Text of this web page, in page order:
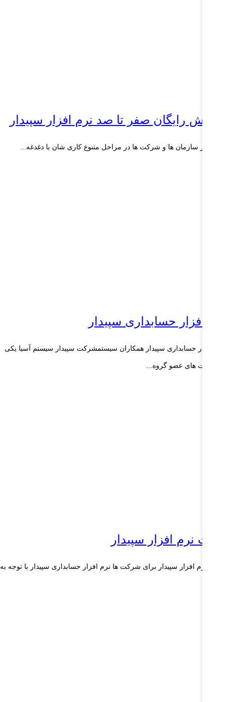
رایگان صفر تا صد نرم افزار سپیدار
یک از سازمان ها و شرکت ها در مراحل متنوع کاری شان با دغدغه‌...
افزار حسابداری سپیدار
افزار حسابداری سپیدار همکاران سیستمشرکت سپیدار سیستم آسیا یکی
شرکت های عضو گروه...
نرم افزار سپیدار
نرم افزار سپیدار برای شرکت ها نرم افزار حسابداری سپیدار با توجه به